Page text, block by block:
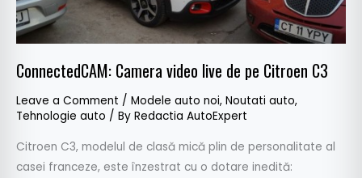
ConnectedCAM: Camera video live de pe Citroen C3
Leave a Comment / Modele auto noi, Noutati auto,
Tehnologie auto / By Redactia AutoExpert
Citroen C3, modelul de clasă mică plin de personalitate al
casei franceze, este înzestrat cu o dotare inedită:
C3